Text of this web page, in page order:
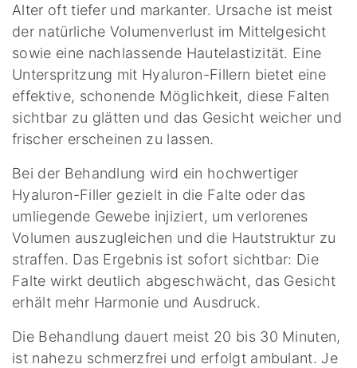
Alter oft tiefer und markanter. Ursache ist meist
der natürliche Volumenverlust im Mittelgesicht
sowie eine nachlassende Hautelastizität. Eine
Unterspritzung mit Hyaluron-Fillern bietet eine
effektive, schonende Möglichkeit, diese Falten
sichtbar zu glätten und das Gesicht weicher und
frischer erscheinen zu lassen.
Bei der Behandlung wird ein hochwertiger
Hyaluron-Filler gezielt in die Falte oder das
umliegende Gewebe injiziert, um verlorenes
Volumen auszugleichen und die Hautstruktur zu
straffen. Das Ergebnis ist sofort sichtbar: Die
Falte wirkt deutlich abgeschwächt, das Gesicht
erhält mehr Harmonie und Ausdruck.
Die Behandlung dauert meist 20 bis 30 Minuten,
ist nahezu schmerzfrei und erfolgt ambulant. Je